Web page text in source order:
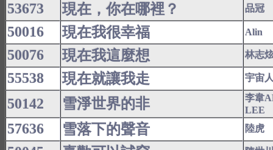
53673 現在，你在哪裡？ 品冠
50016 現在我很幸福 Alin
50076 現在我這麼想 林志
55538 現在就讓我走 宇宙
50142 雪淨世界的非
李韋
LEE
57636 雪落下的聲音 陸虎